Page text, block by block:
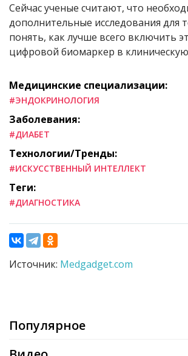
Сейчас ученые считают, что
дополнительные исследования для
понять, как лучше всего включить
цифровой биомаркер в
Медицинские специализации:
#ЭНДОКРИНОЛОГИЯ
Заболевания:
#ДИАБЕТ
Технологии/Тренды:
#ИСКУССТВЕННЫЙ ИНТЕЛЛЕКТ
Теги:
#ДИАГНОСТИКА
Источник: Medgadget.com
Популярное